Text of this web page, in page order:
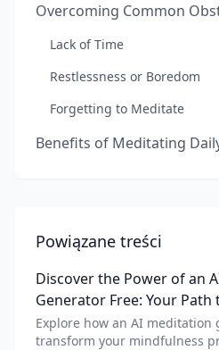
Overcoming Common
Lack of Time
Restlessness or Boredom
Forgetting to Meditate
Benefits of Meditating
Powiązane treści
Discover the Power of an
Generator Free: Your Path
Explore how an AI meditation
transform your mindfulness